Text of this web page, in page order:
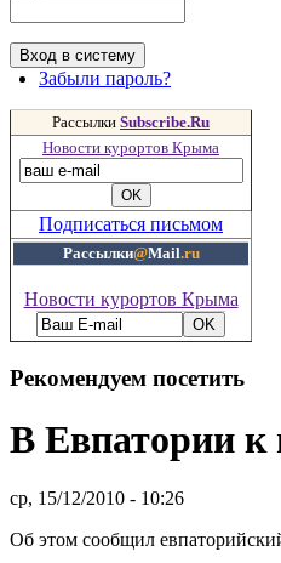
Забыли пароль?
Рассылки Subscribe.Ru
Новости курортов Крыма
Подписаться письмом
Рассылки@Mail.ru
Новости курортов Крыма
Рекомендуем посетить
В Евпатории к
ср, 15/12/2010 - 10:26
Об этом сообщил